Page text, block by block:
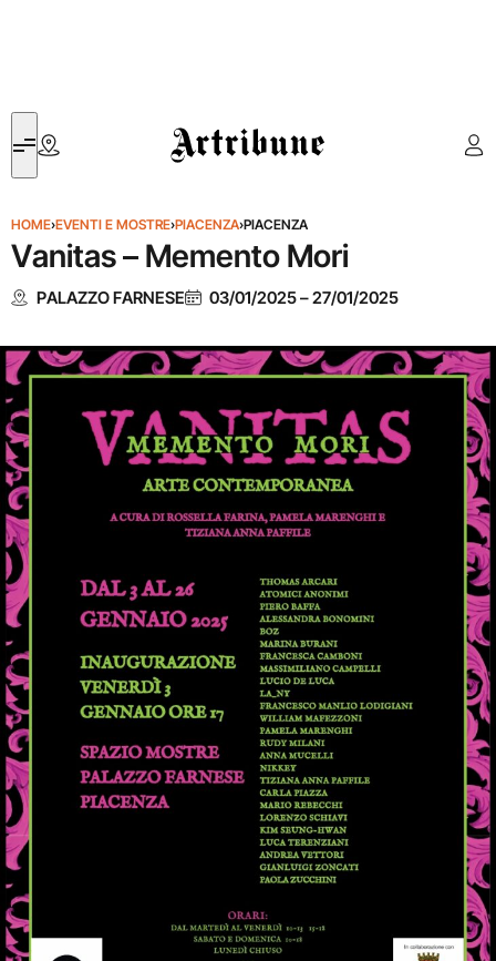
Artribune
HOME›EVENTI E MOSTRE›PIACENZA›PIACENZA
Vanitas – Memento Mori
PALAZZO FARNESE 03/01/2025–27/01/2025